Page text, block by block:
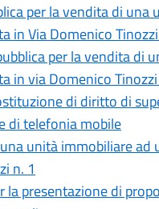
per la vendita di
in Via Domenico
per la vendita di
in via Domenico
di diritto di
di telefonia mobile
unità immobiliare
n. 1
la presentazione di